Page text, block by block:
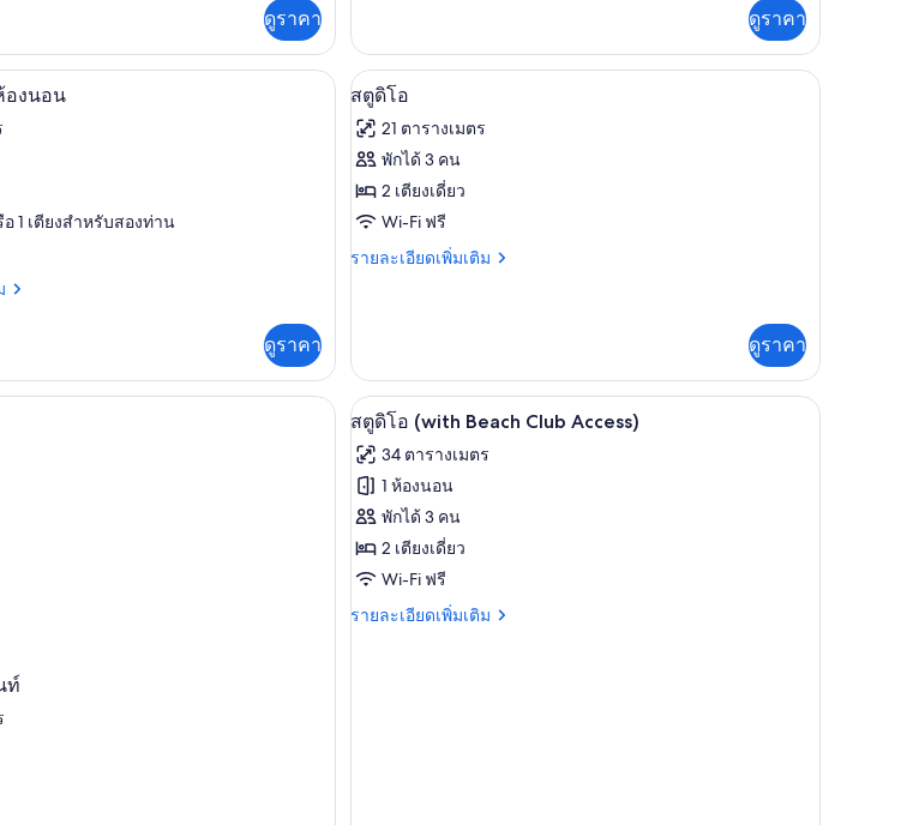
ดูราคา
ห้อง
นอน,
วิว
ทะเล
เกี่ยว
กับ
อ
พาร์
ท
เม
2
ห้อง
วิว
ดูราคา
ารีด/โต๊ะรีดผ้าอพาร์ทเมนท์, 1 ห้องนอน | ตู้นิรภัยในห้องพัก, โต๊ะทำงาน, เตารีด/โต๊ะรีดผ้า
องนอน
อ 1 เตียงสำหรับสองท่าน
ดูราคา
เปิด
ภาพถ่าย
ทั้งหมด
ของ
สตู
ดิโอ
ตู้นิรภัยในห้องพัก, โต๊ะทำงาน, เตารีด/โต๊ะรีดผ้า
5
สตูดิโอ
21 ตารางเมตร
พักได้ 3 คน
2 เตียงเดี่ยว
Wi-Fi ฟรี
รายละเอียดเพิ่มเติม
ราย
กับ
สตู
ดิ
โอ
ดูราคา
ท์
เปิด
ภาพถ่าย
ทั้งหมด
ของ
สตู
ดิโอ
(with
ตู้นิรภัยในห้องพัก, โต๊ะทำงาน, เตารีด/โต๊ะรีดผ้า
5
สตูดิโอ (with Beach Club Access)
34 ตารางเมตร
1 ห้องนอน
พักได้ 3 คน
2 เตียงเดี่ยว
Wi-Fi ฟรี
รายละเอียดเพิ่มเติม
ราย